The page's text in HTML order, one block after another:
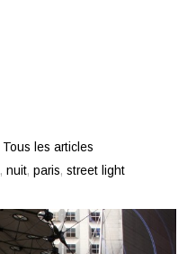
Tous les articles
,nuit,paris,street light